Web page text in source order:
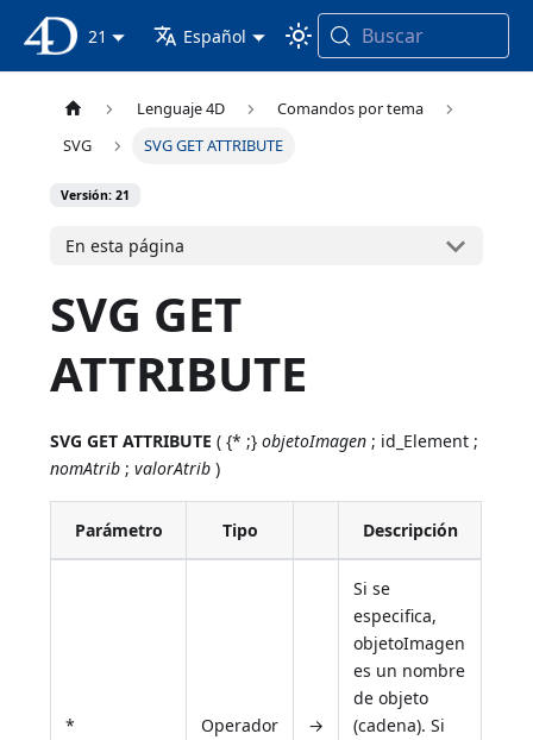
Documentación 4D
21 Español Buscar
Lenguaje 4D
Comandos por tema
SVG
SVG GET ATTRIBUTE
Versión: 21
En esta página
SVG GET
ATTRIBUTE
SVG GET ATTRIBUTE ( {* ;}objetoImagen ; id_Element ;
nomAtrib ;valorAtrib )
Parámetro Tipo Descripción
* Operador →
Si se
especifica,
objetoImagen
es un nombre
de objeto
(cadena). Si